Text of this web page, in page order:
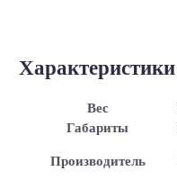
Характеристики
Вес
Габариты
Производитель